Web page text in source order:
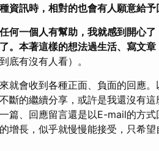
資訊時，相對的也會有人願意給予
何一個人有幫助，我就感到開心了
。本著這樣的想法過生活、寫文
底有沒有人看）。
就會收到各種正面、負面的回應
斷的繼續分享，或許是我還沒有
篇、回應留言還是以E-mail的方
增長，似乎就慢慢能接受，只希